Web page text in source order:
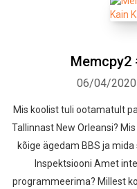
Memcpy2
06/04/2020
Mis koolist tuli ootamatult
Tallinnast New Orleansi?
kõige ägedam BBS ja
Inspektsiooni Amet
programmeerima? Millest